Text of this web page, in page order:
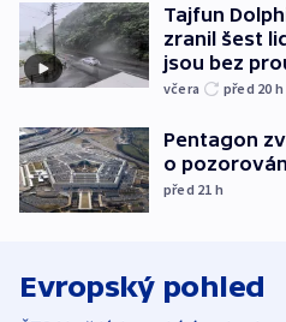
Tajfun
zranil šest
jsou bez
včera před 20 h
Pentagon
o
před 21 h
Evropský pohled